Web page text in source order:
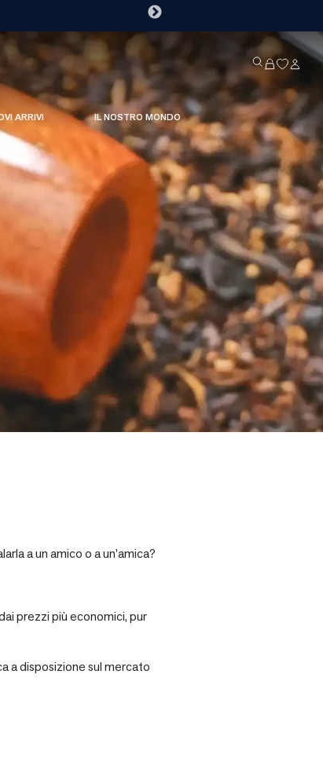
ARRIVI IL NOSTRO MONDO
a un amico o a un’amica?
prezzi più economici, pur
a disposizione sul mercato